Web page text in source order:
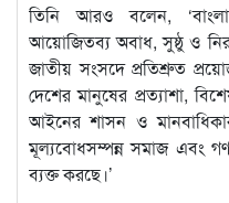
তিনি আরও বলেন,
আয়োজিতব্য অবাধ, সুষ্ঠু ও
জাতীয় সংসদে প্রতিশ্রুত
দেশের মানুষের প্রত্যাশা,
আইনের শাসন ও
মূল্যবোধসম্পন্ন সমাজ এবং
ব্যক্ত করছে।’